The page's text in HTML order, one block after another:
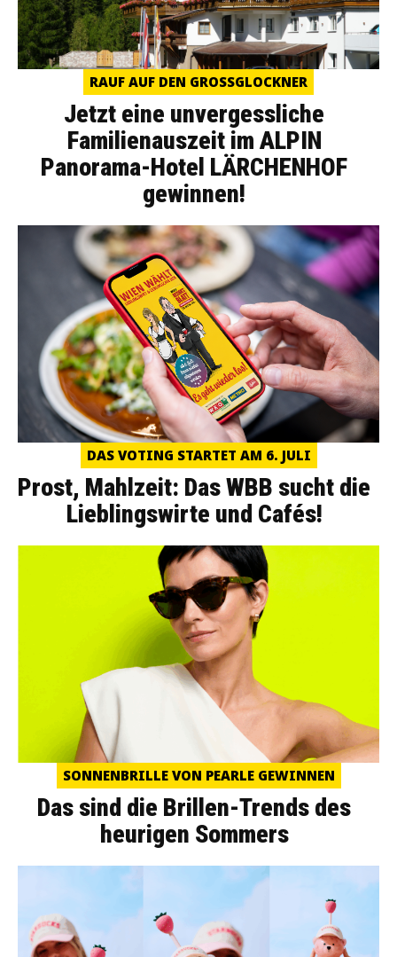
RAUF AUF DEN GROSSGLOCKNER
Jetzt eine unvergessliche
Familienauszeit im ALPIN
Panorama-Hotel LÄRCHENHOF
gewinnen!
DAS VOTING STARTET AM 6. JULI
Prost, Mahlzeit: Das WBB sucht die
Lieblingswirte und Cafés!
SONNENBRILLE VON PEARLE GEWINNEN
Das sind die Brillen-Trends des
heurigen Sommers